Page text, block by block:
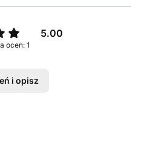
5.00
ocen: 1
i opisz